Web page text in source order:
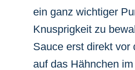
ein ganz wichtiger
Knusprigkeit zu
Sauce erst direkt vor
auf das Hähnchen